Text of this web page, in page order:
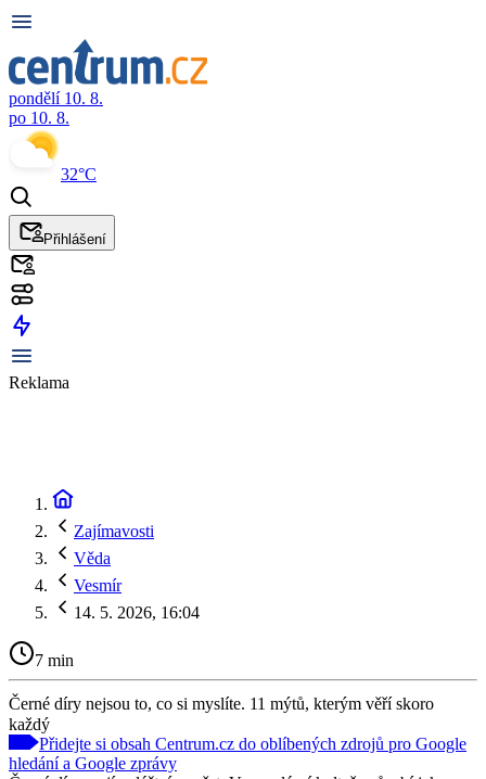
pondělí 10. 8.
po 10. 8.
32°C
Přihlášení
Reklama
Zajímavosti
Věda
Vesmír
14. 5. 2026, 16:04
7 min
Černé díry nejsou to, co si myslíte. 11 mýtů, kterým věří skoro
každý
Přidejte si obsah Centrum.cz do oblíbených zdrojů pro Google
hledání a Google zprávy